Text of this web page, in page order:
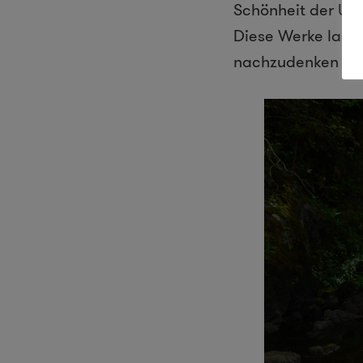
Schönheit der
Diese Werke
nachzudenken